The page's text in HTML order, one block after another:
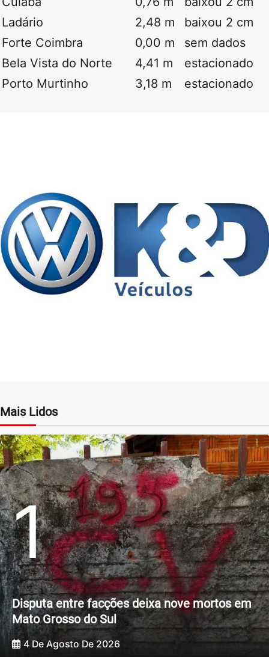
Ladário
2,48 m
baixou 2 cm
Forte Coimbra
0,00 m
sem dados
Bela Vista do Norte
4,41 m
estacionado
Porto Murtinho
3,18 m estacionado
Mais Lidos
1
Disputa entre facções deixa nove mortos em
Mato Grosso do Sul
4 De Agosto De 2026